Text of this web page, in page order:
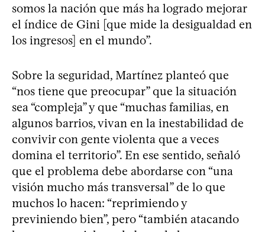
somos la nación que más ha logrado mejorar
el índice de Gini [que mide la desigualdad en
los ingresos] en el mundo”.
Sobre la seguridad, Martínez planteó que
“nos tiene que preocupar” que la situación
sea “compleja” y que “muchas familias, en
algunos barrios, vivan en la inestabilidad de
convivir con gente violenta que a veces
domina el territorio”. En ese sentido, señaló
que el problema debe abordarse con “una
visión mucho más transversal” de lo que
muchos lo hacen: “reprimiendo y
previniendo bien”, pero “también atacando